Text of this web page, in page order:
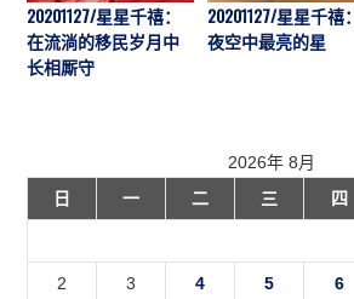
20201127/星星千禧：
在流淌的移民岁月中
长相厮守
20201127/星星千禧：
夜空中最亮的星
2026年 8月
日
一 二 三 四
2 3 4 5 6